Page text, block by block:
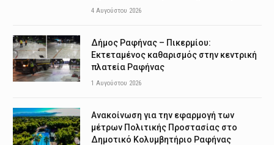
4 Αυγούστου 2026
Δήμος Ραφήνας – Πικερμίου:
Εκτεταμένος καθαρισμός στην κεντρική
πλατεία Ραφήνας
1 Αυγούστου 2026
Ανακοίνωση για την εφαρμογή των
μέτρων Πολιτικής Προστασίας στο
Δημοτικό Κολυμβητήριο Ραφήνας